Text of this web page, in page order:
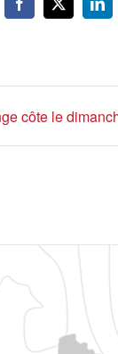
Facebook
X
côte le